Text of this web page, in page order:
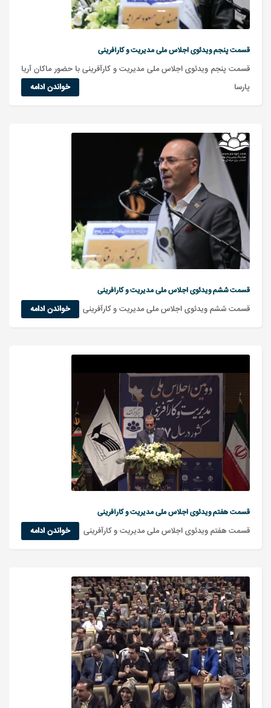
قسمت پنجم ویدئوی اجلاس ملی مدیریت و کارآفرینی
قسمت پنجم ویدئوی اجلاس ملی مدیریت و کارآفرینی با حضور ماکان آریا
پارسا
خواندن ادامه
قسمت ششم ویدئوی اجلاس ملی مدیریت و کارآفرینی
قسمت ششم ویدئوی اجلاس ملی مدیریت و کارآفرینی خواندن ادامه
قسمت هفتم ویدئوی اجلاس ملی مدیریت و کارآفرینی
قسمت هفتم ویدئوی اجلاس ملی مدیریت و کارآفرینی خواندن ادامه